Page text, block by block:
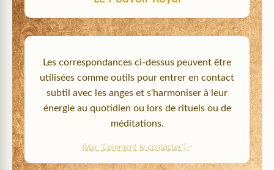
Les correspondances ci-dessus peuvent être
utilisées comme outils pour entrer en contact
subtil avec les anges et s'harmoniser à leur
énergie au quotidien ou lors de rituels ou de
méditations.
(Voir 'Comment le contacter')